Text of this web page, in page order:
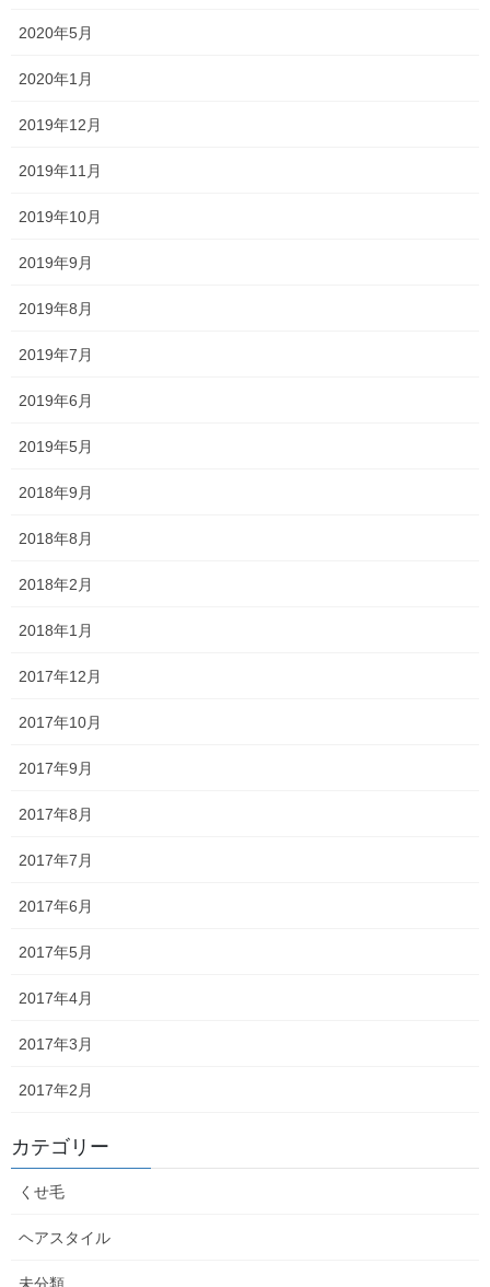
2020年5月
2020年1月
2019年12月
2019年11月
2019年10月
2019年9月
2019年8月
2019年7月
2019年6月
2019年5月
2018年9月
2018年8月
2018年2月
2018年1月
2017年12月
2017年10月
2017年9月
2017年8月
2017年7月
2017年6月
2017年5月
2017年4月
2017年3月
2017年2月
カテゴリー
くせ毛
ヘアスタイル